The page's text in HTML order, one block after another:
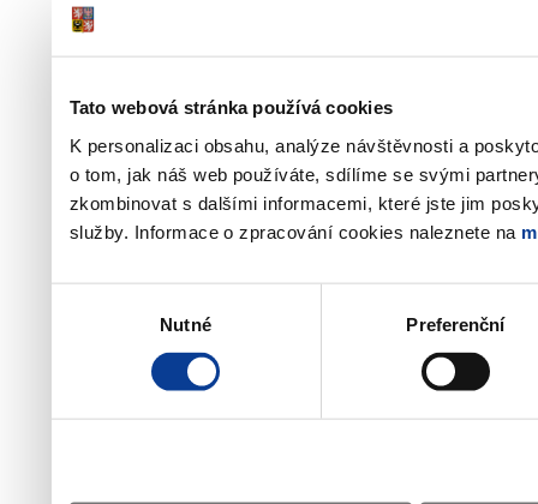
Tato webová stránka používá cookies
K personalizaci obsahu, analýze návštěvnosti a
o tom, jak náš web používáte, sdílíme se svými
zkombinovat s dalšími informacemi, které jste jim
služby. Informace o zpracování cookies naleznete na
Nutné Preferenční